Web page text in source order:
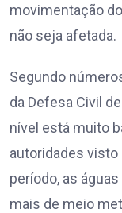
movimentação
não seja afetada.
Segundo
da Defesa Civil
nível está muito
autoridades
período, as
mais de meio